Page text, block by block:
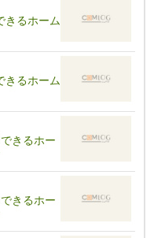
きるホーム
きるホーム
きるホー
きるホー